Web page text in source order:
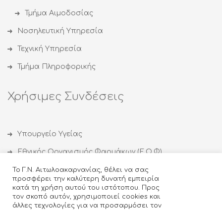
Τμήμα Αιμοδοσίας
Νοσηλευτική Υπηρεσία
Τεχνική Υπηρεσία
Τμήμα Πληροφορικής
Χρήσιμες Συνδέσεις
Υπουργείο Υγείας
Εθνικός Οργανισμός Φαρμάκων (Ε.Ο.Φ)
Εθνικός Οργανισμός Δημόσιας Υγείας (ΕΟΔΥ)
Οργανισμός κατά των Ναρκωτικών (ΟΚΑΝΑ)
Ιατρικός Σύλλογος Αγρινίου
Το Γ.Ν. Αιτωλοακαρνανίας, θέλει να σας
προσφέρει την καλύτερη δυνατή εμπειρία
κατά τη χρήση αυτού του ιστότοπου. Προς
τον σκοπό αυτόν, χρησιμοποιεί cookies και
άλλες τεχνολογίες για να προσαρμόσει τον